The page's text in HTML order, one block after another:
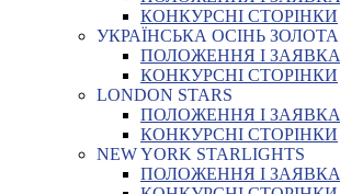
КОНКУРСНІ СТОРІНКИ
УКРАЇНСЬКА ОСІНЬ ЗОЛОТА
ПОЛОЖЕННЯ І ЗАЯВКА
КОНКУРСНІ СТОРІНКИ
LONDON STARS
ПОЛОЖЕННЯ І ЗАЯВКА
КОНКУРСНІ СТОРІНКИ
NEW YORK STARLIGHTS
ПОЛОЖЕННЯ І ЗАЯВКА